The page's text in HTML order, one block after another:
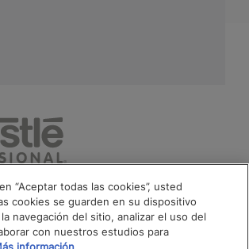
NESTLÉ
“Aceptar todas las cookies”, usted
cookies se guarden en su dispositivo
navegación del sitio, analizar el uso del
con nuestros estudios para